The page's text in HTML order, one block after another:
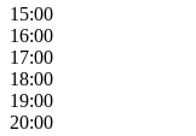
15:00
16:00
17:00
18:00
19:00
20:00